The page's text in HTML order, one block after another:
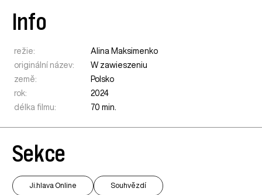
Info
režie:
Alina Maksimenko
originální název:
W zawieszeniu
země:
Polsko
rok:
2024
délka filmu:
70 min.
Sekce
Ji.hlava Online Souhvězdí